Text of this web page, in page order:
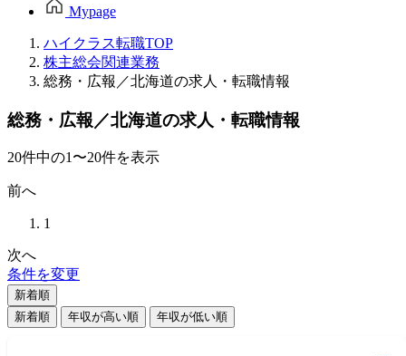
Mypage
ハイクラス転職TOP
株主総会関連業務
総務・広報／北海道の求人・転職情報
総務・広報／北海道の求人・転職情報
20件中の1〜20件を表示
前へ
1
次へ
条件を変更
新着順
新着順
年収が高い順 年収が低い順